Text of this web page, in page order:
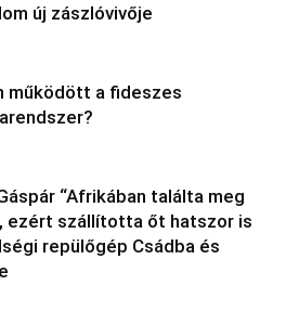
új zászlóvivője
működött a fideszes
“Afrikában találta meg
ezért szállította őt hatszor is
repülőgép Csádba és